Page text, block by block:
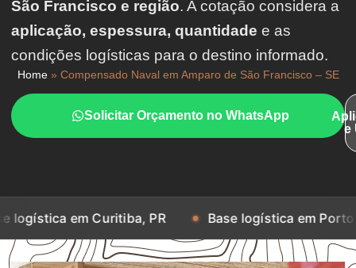
São Francisco e região. A cotação considera a
aplicação, espessura, quantidade e as
condições logísticas para o destino informado.
Home» Compensado Naval em Amparo de São Francisco – SE
Solicitar Orçamento no WhatsApp
e
Curitiba, PR Base logística em Porto Alegre, RS